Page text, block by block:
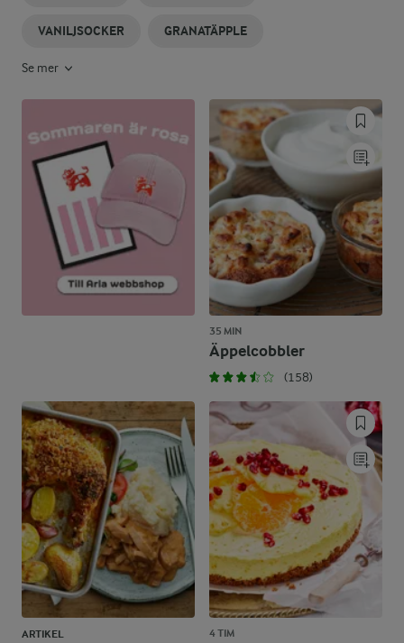
VANILJSOCKER GRANATÄPPLE
Se mer
35 MIN
Äppelcobbler
(158)
ARTIKEL 4 TIM